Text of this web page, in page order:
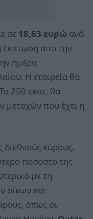
σε 18,63 ευρώ ανά
έκπτωση από την
ημέρα
Η εταιρεία θα
250 εκατ. θα
μετοχών που έχει η
διεθνούς κύρους,
ποσοστό της
με τη
οίκων και
όπως οι